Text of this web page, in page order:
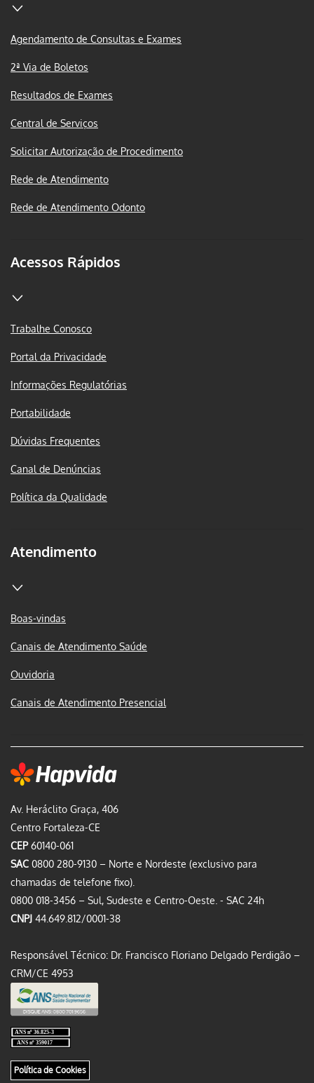
Av. Heráclito Graça, 406
Centro Fortaleza-CE
CEP60140-061
SAC 0800 280-9130 – Norte e Nordeste (exclusivo para
chamadas de telefone fixo).
0800 018-3456 – Sul, Sudeste e Centro-Oeste. - SAC 24h
CNPJ 44.649.812/0001-38
Responsável Técnico: Dr. Francisco Floriano Delgado Perdigão –
CRM/CE 4953
Política de Cookies
Agendamento de Consultas e Exames
2ª Via de Boletos
Resultados de Exames
Central de Serviços
Solicitar Autorização de Procedimento
Rede de Atendimento
Rede de Atendimento Odonto
Acessos Rápidos
Trabalhe Conosco
Portal da Privacidade
Informações Regulatórias
Portabilidade
Dúvidas Frequentes
Canal de Denúncias
Política da Qualidade
Atendimento
Boas-vindas
Canais de Atendimento Saúde
Ouvidoria
Canais de Atendimento Presencial